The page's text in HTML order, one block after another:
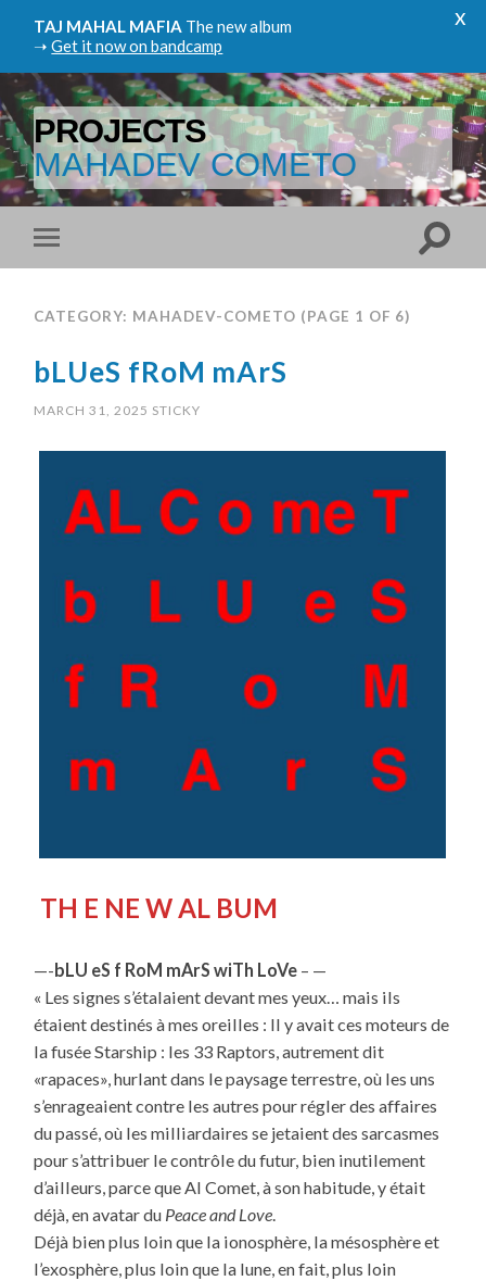
TAJ MAHAL MAFIA The new album
➝Get it now on bandcamp
x
PROJECTS
MAHADEV COMETO
CATEGORY: MAHADEV-COMETO (PAGE 1 OF 6)
bLUeS fRoM mArS
MARCH 31, 2025 STICKY
TH E NE W AL BUM
—-bLU eS f RoM mArSwiTh LoVe – —
« Les signes s’étalaient devant mes yeux… mais ils
étaient destinés à mes oreilles : Il y avait ces moteurs de
la fusée Starship : les 33 Raptors, autrement dit
«rapaces», hurlant dans le paysage terrestre, où les uns
s’enrageaient contre les autres pour régler des affaires
du passé, où les milliardaires se jetaient des sarcasmes
pour s’attribuer le contrôle du futur, bien inutilement
d’ailleurs, parce que Al Comet, à son habitude, y était
déjà, en avatar du Peace and Love.
Déjà bien plus loin que la ionosphère, la mésosphère et
l’exosphère, plus loin que la lune, en fait, plus loin